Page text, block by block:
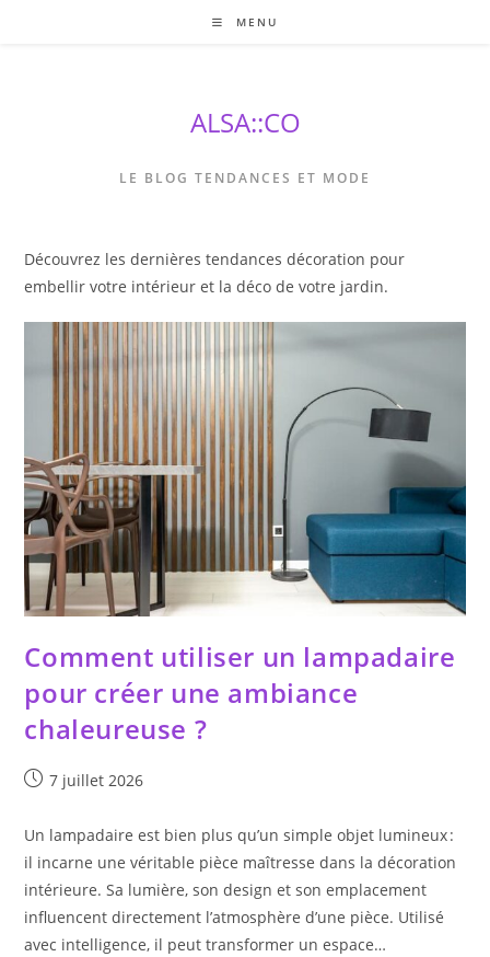
MENU
ALSA::CO
LE BLOG TENDANCES ET MODE
Découvrez les dernières tendances décoration pour
embellir votre intérieur et la déco de votre jardin.
Comment utiliser un lampadaire
pour créer une ambiance
chaleureuse ?
Publication
7 juillet 2026
Un lampadaire est bien plus qu’un simple objet lumineux :
il incarne une véritable pièce maîtresse dans la décoration
intérieure. Sa lumière, son design et son emplacement
influencent directement l’atmosphère d’une pièce. Utilisé
avec intelligence, il peut transformer un espace…